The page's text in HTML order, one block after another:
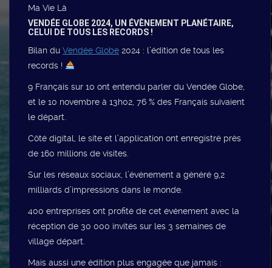
Ma Vie Là
VENDÉE GLOBE 2024, UN ÉVÈNEMENT PLANÉTAIRE,
CELUI DE TOUS LES RECORDS !
Bilan du Vendée Globe 2024 : l’édition de tous les
records !
9 Français sur 10 ont entendu parler du Vendée Globe,
et le 10 novembre à 13h02, 76 % des Français suivaient
le départ.
Côté digital, le site et l’application ont enregistré près
de 160 millions de visites.
Sur les réseaux sociaux, l’événement a généré 9,2
milliards d’impressions dans le monde.
400 entreprises ont profité de cet événement avec la
réception de 30 000 invités sur les 3 semaines de
village départ.
Mais aussi une édition plus engagée que jamais :